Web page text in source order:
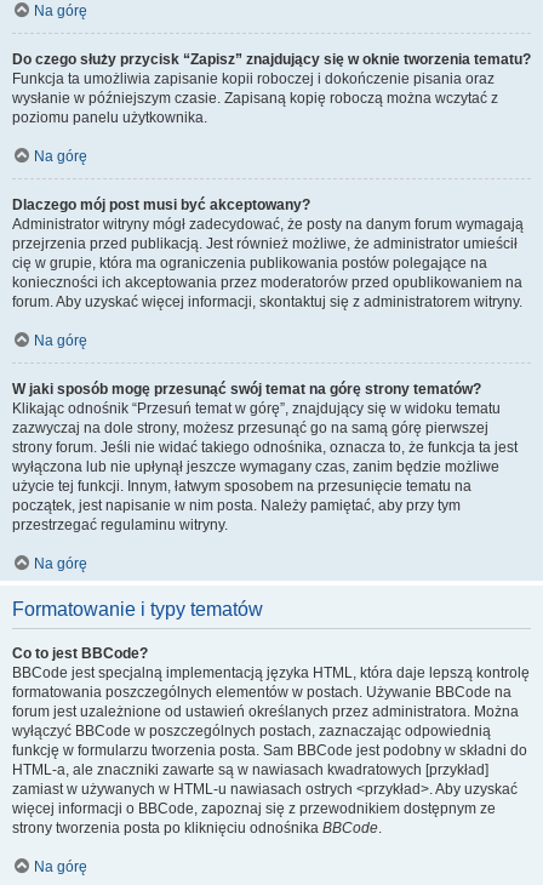
Na górę
Do czego służy przycisk “Zapisz” znajdujący się w oknie tworzenia tematu?
Funkcja ta umożliwia zapisanie kopii roboczej i dokończenie pisania oraz
wysłanie w późniejszym czasie. Zapisaną kopię roboczą można wczytać z
poziomu panelu użytkownika.
Na górę
Dlaczego mój post musi być akceptowany?
Administrator witryny mógł zadecydować, że posty na danym forum wymagają
przejrzenia przed publikacją. Jest również możliwe, że administrator umieścił
cię w grupie, która ma ograniczenia publikowania postów polegające na
konieczności ich akceptowania przez moderatorów przed opublikowaniem na
forum. Aby uzyskać więcej informacji, skontaktuj się z administratorem witryny.
Na górę
W jaki sposób mogę przesunąć swój temat na górę strony tematów?
Klikając odnośnik “Przesuń temat w górę”, znajdujący się w widoku tematu
zazwyczaj na dole strony, możesz przesunąć go na samą górę pierwszej
strony forum. Jeśli nie widać takiego odnośnika, oznacza to, że funkcja ta jest
wyłączona lub nie upłynął jeszcze wymagany czas, zanim będzie możliwe
użycie tej funkcji. Innym, łatwym sposobem na przesunięcie tematu na
początek, jest napisanie w nim posta. Należy pamiętać, aby przy tym
przestrzegać regulaminu witryny.
Na górę
Formatowanie i typy tematów
Co to jest BBCode?
BBCode jest specjalną implementacją języka HTML, która daje lepszą kontrolę
formatowania poszczególnych elementów w postach. Używanie BBCode na
forum jest uzależnione od ustawień określanych przez administratora. Można
wyłączyć BBCode w poszczególnych postach, zaznaczając odpowiednią
funkcję w formularzu tworzenia posta. Sam BBCode jest podobny w składni do
HTML-a, ale znaczniki zawarte są w nawiasach kwadratowych [przykład]
zamiast w używanych w HTML-u nawiasach ostrych <przykład>. Aby uzyskać
więcej informacji o BBCode, zapoznaj się z przewodnikiem dostępnym ze
strony tworzenia posta po kliknięciu odnośnika BBCode.
Na górę